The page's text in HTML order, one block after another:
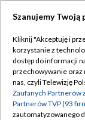
Abonament
Emisja w TVP
Centrum
Szanujemy Twoją
Kliknij "Akceptuję i
korzystanie z
dostęp do informacji
przechowywanie oraz
nas, czyli Telewizję
Zaufanych Partnerów
Partnerów TVP (93
zautomatyzowanego